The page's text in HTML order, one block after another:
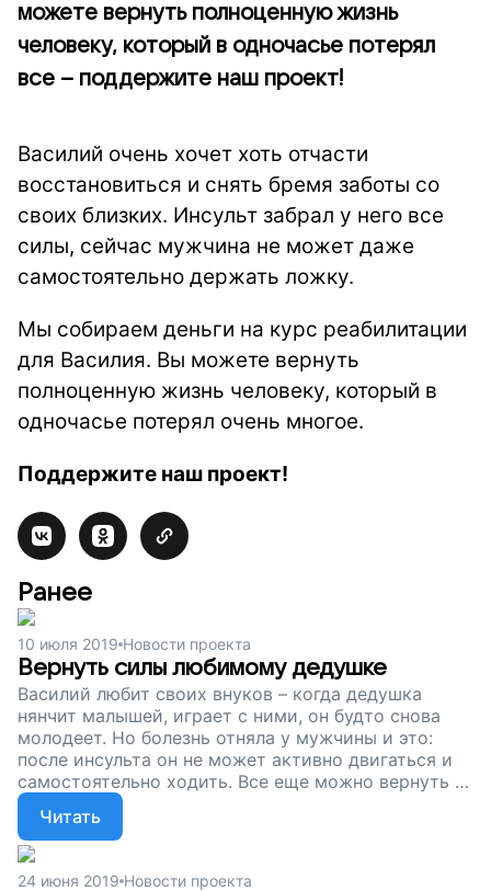
можете вернуть полноценную жизнь
человеку, который в одночасье потерял
все – поддержите наш проект!
Василий очень хочет хоть отчасти
восстановиться и снять бремя заботы со
своих близких. Инсульт забрал у него все
силы, сейчас мужчина не может даже
самостоятельно держать ложку.
Мы собираем деньги на курс реабилитации
для Василия. Вы можете вернуть
полноценную жизнь человеку, который в
одночасье потерял очень многое.
Поддержите наш проект!
Ранее
10 июля 2019 Новости проекта
Вернуть силы любимому дедушке
Василий любит своих внуков – когда дедушка
нянчит малышей, играет с ними, он будто снова
молодеет. Но болезнь отняла у мужчины и это:
после инсульта он не может активно двигаться и
самостоятельно ходить. Все еще можно вернуть –
и Василий снова станет сильным и крепким
мужчиной, но нужна помощь специалистов.
Сейчас мы собираем деньги на курс реабилитации
для мужчины. Поддержите наш проект!
Читать
24 июня 2019 Новости проекта